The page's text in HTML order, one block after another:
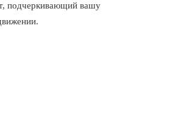
подчеркивающий вашу